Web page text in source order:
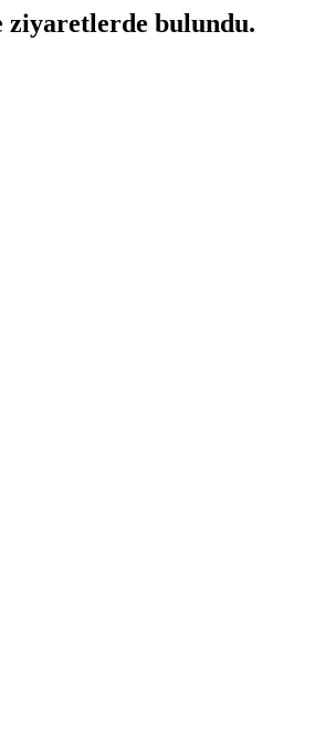
ziyaretlerde bulundu.